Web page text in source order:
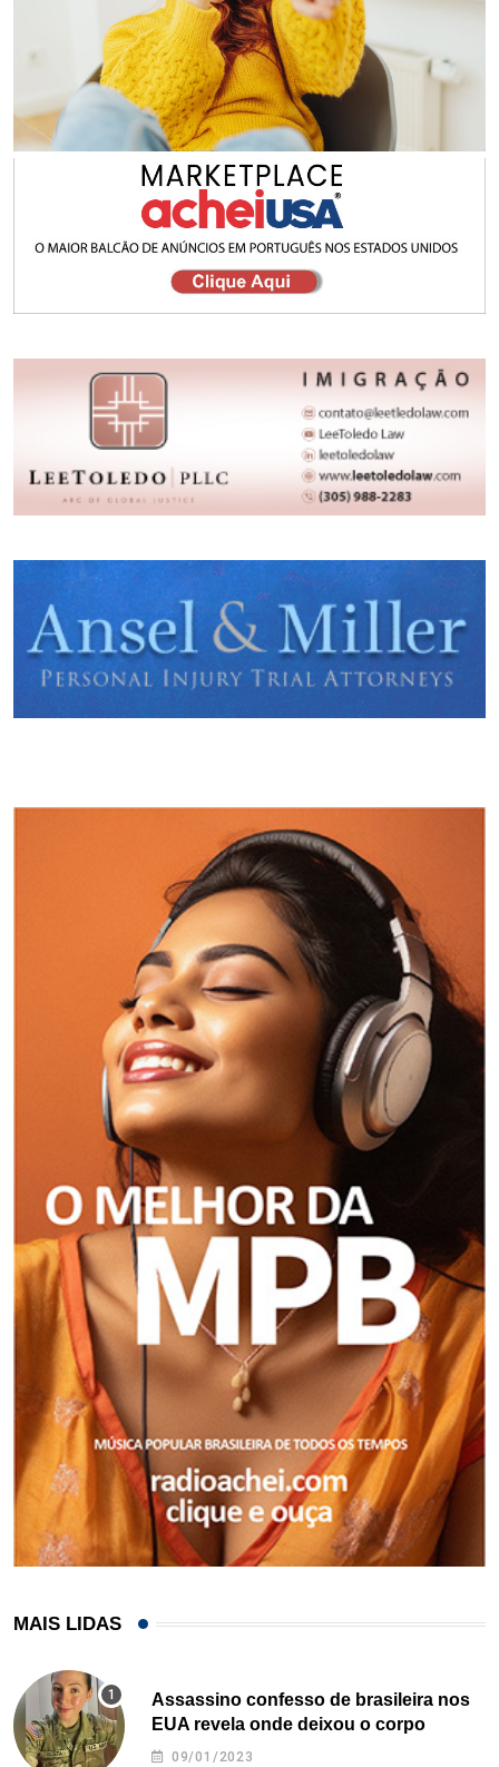
MAIS LIDAS
Assassino confesso de brasileira nos
EUA revela onde deixou o corpo
09/01/2023